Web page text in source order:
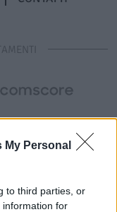
My Personal
to third parties, or
information for